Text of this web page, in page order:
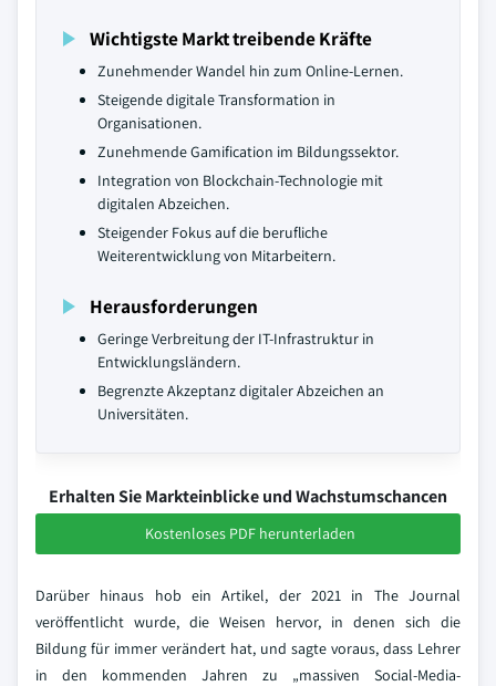
Wichtigste Markt treibende Kräfte
Zunehmender Wandel hin zum Online-Lernen.
Steigende digitale Transformation in
Organisationen.
Zunehmende Gamification im Bildungssektor.
Integration von Blockchain-Technologie mit
digitalen Abzeichen.
Steigender Fokus auf die berufliche
Weiterentwicklung von Mitarbeitern.
Herausforderungen
Geringe Verbreitung der IT-Infrastruktur in
Entwicklungsländern.
Begrenzte Akzeptanz digitaler Abzeichen an
Universitäten.
Erhalten Sie Markteinblicke und Wachstumschancen
Kostenloses PDF herunterladen
Darüber hinaus hob ein Artikel, der 2021 in The Journal
veröffentlicht wurde, die Weisen hervor, in denen sich die
Bildung für immer verändert hat, und sagte voraus, dass Lehrer
in den kommenden Jahren zu „massiven Social-Media-